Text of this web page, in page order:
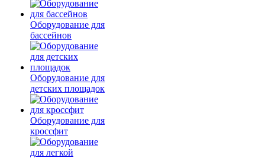
Оборудование для
бассейнов
Оборудование для
детских площадок
Оборудование для
кроссфит